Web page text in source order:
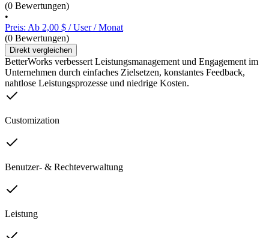
(0 Bewertungen)
•
Preis: Ab 2,00 $ / User / Monat
(0 Bewertungen)
Direkt vergleichen
BetterWorks verbessert Leistungsmanagement und Engagement im
Unternehmen durch einfaches Zielsetzen, konstantes Feedback,
nahtlose Leistungsprozesse und niedrige Kosten.
Customization
Benutzer- & Rechteverwaltung
Leistung